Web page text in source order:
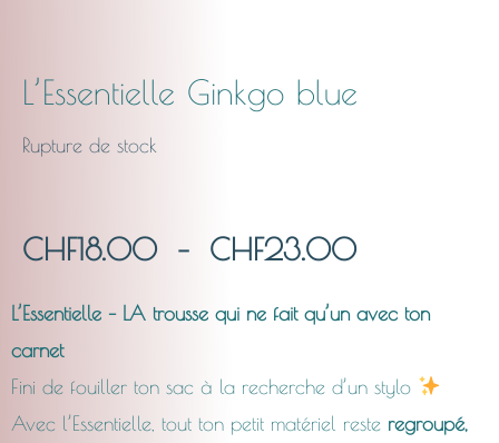
L’Essentielle Ginkgo blue
Rupture de stock
CHF18.00 – CHF23.00Plage
de
CHF18.00
L’Essentielle – LA trousse qui ne fait qu’un avec ton
carnet
Fini de fouiller ton sac à la recherche d’un stylo
Avec l’Essentielle, tout ton petit matériel reste regroupé,